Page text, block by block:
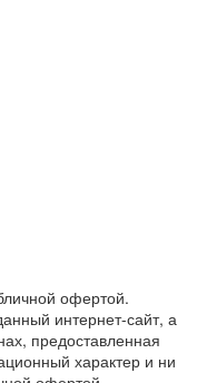
офертой.
интернет-сайт, а
предоставленная
характер и ни